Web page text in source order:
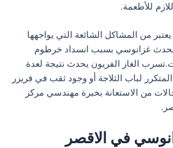
للأطعمة.
من المشاكل الشائعة التي يواجهها
غزانوسي بسبب انسداد خرطوم
الغاز الفريون يحدث نتيجة لعدة
لباب الثلاجة أو وجود ثقب في فريزر
من الاستعانة بخبرة مهندسي مركز
في الاقصر